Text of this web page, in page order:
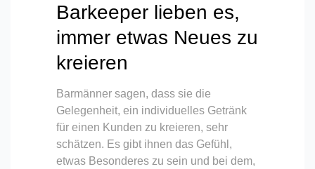
Barkeeper lieben es,
immer etwas Neues zu
kreieren
Barmänner sagen, dass sie die
Gelegenheit, ein individuelles Getränk
für einen Kunden zu kreieren, sehr
schätzen. Es gibt ihnen das Gefühl,
etwas Besonderes zu sein und bei dem,